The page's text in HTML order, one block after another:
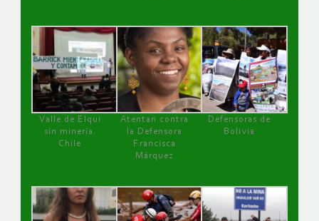
Valle de Elqui
sin minería.
Chile
Atentan contra
la Defensora
Francisca
Márquez
Defensoras de
Bolivia